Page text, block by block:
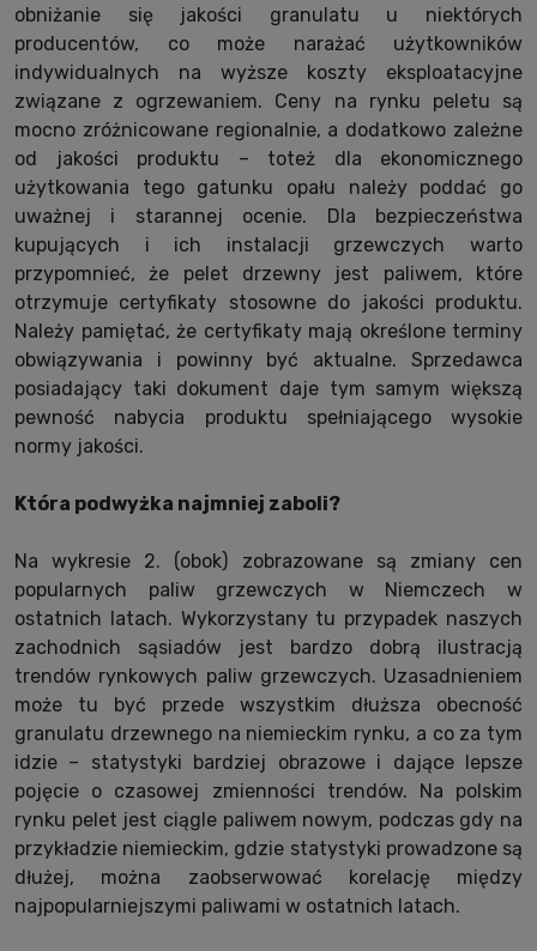
obniżanie się jakości granulatu u niektórych
producentów, co może narażać użytkowników
indywidualnych na wyższe koszty eksploatacyjne
związane z ogrzewaniem. Ceny na rynku peletu są
mocno zróżnicowane regionalnie, a dodatkowo zależne
od jakości produktu – toteż dla ekonomicznego
użytkowania tego gatunku opału należy poddać go
uważnej i starannej ocenie. Dla bezpieczeństwa
kupujących i ich instalacji grzewczych warto
przypomnieć, że pelet drzewny jest paliwem, które
otrzymuje certyfikaty stosowne do jakości produktu.
Należy pamiętać, że certyfikaty mają określone terminy
obwiązywania i powinny być aktualne. Sprzedawca
posiadający taki dokument daje tym samym większą
pewność nabycia produktu spełniającego wysokie
normy jakości.
Która podwyżka najmniej zaboli?
Na wykresie 2. (obok) zobrazowane są zmiany cen
popularnych paliw grzewczych w Niemczech w
ostatnich latach. Wykorzystany tu przypadek naszych
zachodnich sąsiadów jest bardzo dobrą ilustracją
trendów rynkowych paliw grzewczych. Uzasadnieniem
może tu być przede wszystkim dłuższa obecność
granulatu drzewnego na niemieckim rynku, a co za tym
idzie – statystyki bardziej obrazowe i dające lepsze
pojęcie o czasowej zmienności trendów. Na polskim
rynku pelet jest ciągle paliwem nowym, podczas gdy na
przykładzie niemieckim, gdzie statystyki prowadzone są
dłużej, można zaobserwować korelację między
najpopularniejszymi paliwami w ostatnich latach.